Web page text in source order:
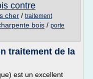
contre
cher / traitement
bois / porte
traitement de la
est un excellent